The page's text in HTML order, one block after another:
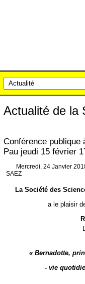
Actualité de la
Conférence publique
Pau jeudi 15 février
Mercredi, 24 Janvier
SAEZ
La Société des
a le plaisir
« Bernadotte,
- vie